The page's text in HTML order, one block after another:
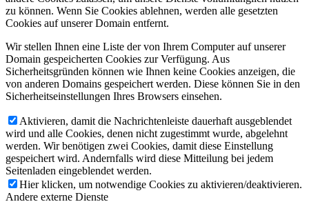
zu können. Wenn Sie Cookies ablehnen, werden alle gesetzten
Cookies auf unserer Domain entfernt.
Wir stellen Ihnen eine Liste der von Ihrem Computer auf unserer
Domain gespeicherten Cookies zur Verfügung. Aus
Sicherheitsgründen können wie Ihnen keine Cookies anzeigen, die
von anderen Domains gespeichert werden. Diese können Sie in den
Sicherheitseinstellungen Ihres Browsers einsehen.
Aktivieren, damit die Nachrichtenleiste dauerhaft ausgeblendet
wird und alle Cookies, denen nicht zugestimmt wurde, abgelehnt
werden. Wir benötigen zwei Cookies, damit diese Einstellung
gespeichert wird. Andernfalls wird diese Mitteilung bei jedem
Seitenladen eingeblendet werden.
Hier klicken, um notwendige Cookies zu aktivieren/deaktivieren.
Andere externe Dienste